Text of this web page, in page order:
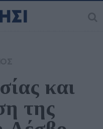
και
της